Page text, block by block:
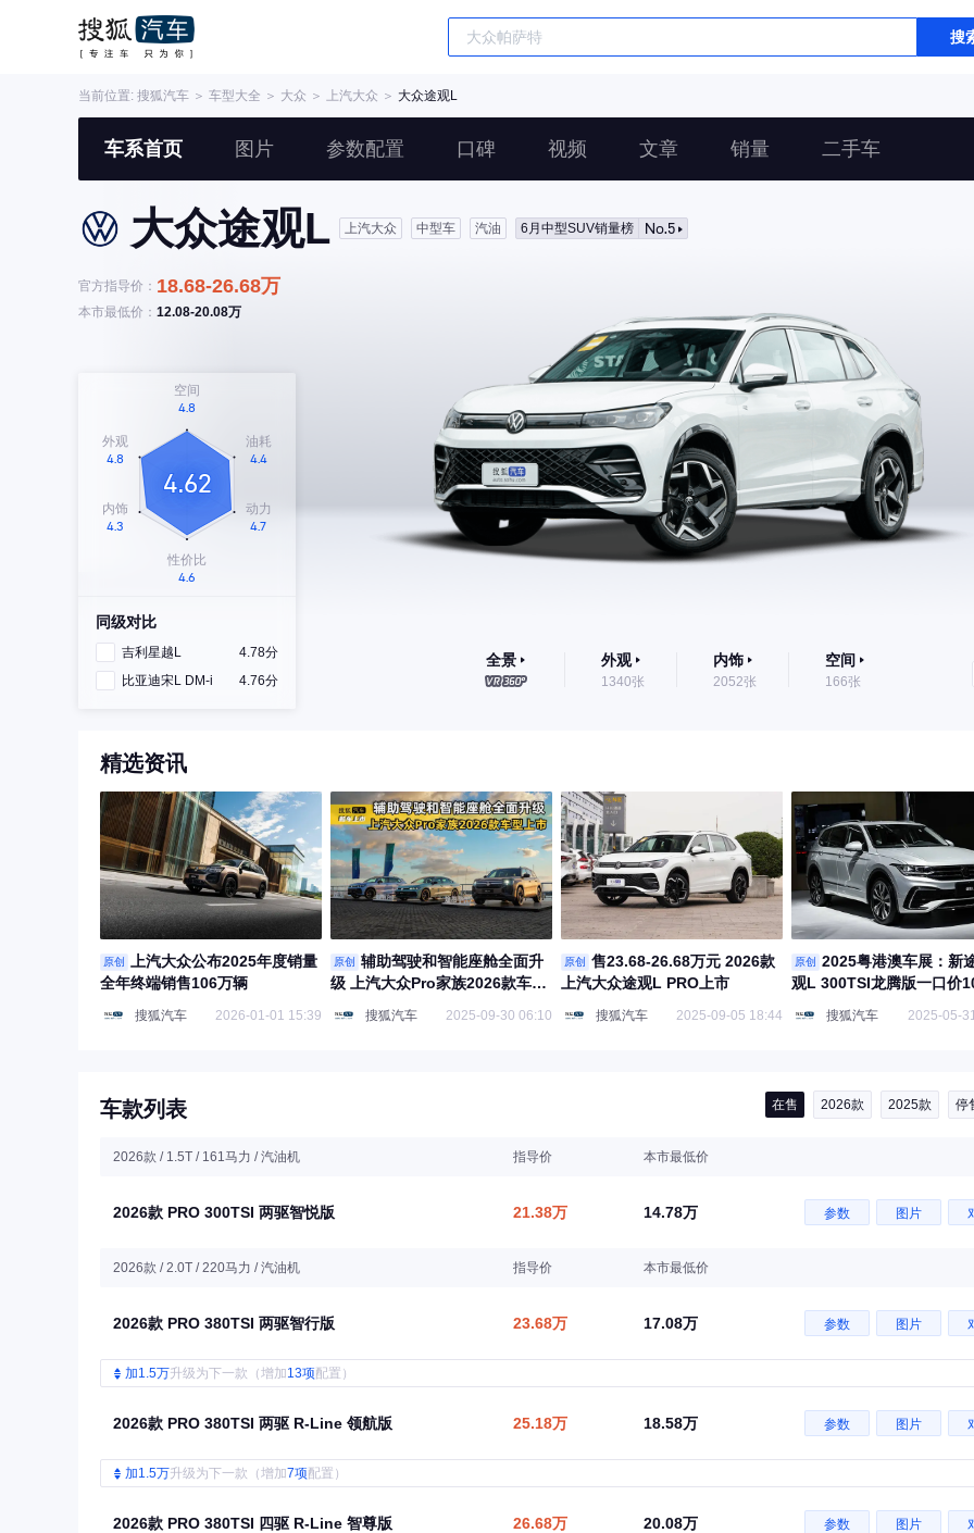
搜
当前位置: 搜狐汽车 ＞ 车型大全 ＞ 大众 ＞ 上汽大众 ＞ 大众途观L
车系首页 图片 参数配置 口碑 视频 文章 销量 二手车
大众途观L 上汽大众 中型车 汽油 6月中型SUV销量榜 No.5
官方指导价： 18.68-26.68万
本市最低价： 12.08-20.08万
同级对比
吉利星越L
4.78分
比亚迪宋L DM-i
4.76分
全景 外观
1340张
内饰
2052张
空间
166张
精选资讯
原创
上汽大众公布2025年度销量
全年终端销售106万辆
搜狐汽车 2026-01-01 15:39
原创
辅助驾驶和智能座舱全面升
级 上汽大众Pro家族2026款车型
搜狐汽车 2025-09-30 06:10
原创
售23.68-26.68万元 2026款
上汽大众途观L PRO上市
搜狐汽车 2025-09-05 18:44
原创
2025粤港澳车展：新
观L 300TSI龙腾版一口价
搜狐汽车 2025-05-
车款列表 在售 2026款 2025款 停
2026款 / 1.5T / 161马力 / 汽油机 指导价 本市最低价
2026款 PRO 300TSI 两驱智悦版 21.38万 14.78万 参数 图片
2026款 / 2.0T / 220马力 / 汽油机 指导价 本市最低价
2026款 PRO 380TSI 两驱智行版 23.68万 17.08万 参数 图片
加1.5万升级为下一款（增加13项配置）
2026款 PRO 380TSI 两驱 R-Line 领航版 25.18万 18.58万 参数 图片
加1.5万升级为下一款（增加7项配置）
2026款 PRO 380TSI 四驱 R-Line 智尊版 26.68万 20.08万 参数 图片